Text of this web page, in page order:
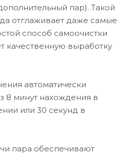
пар). Такой
отглаживает даже самые
способ самоочистки
качественную выработку
автоматически
8 минут нахождения в
или 30 секунд в
пара обеспечивают